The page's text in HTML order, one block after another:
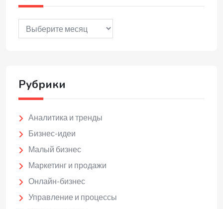
Архивы
Рубрики
Аналитика и тренды
Бизнес-идеи
Малый бизнес
Маркетинг и продажи
Онлайн-бизнес
Управление и процессы